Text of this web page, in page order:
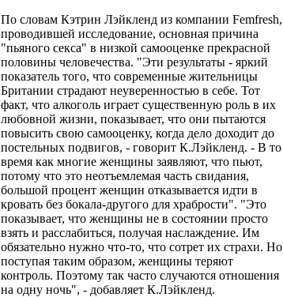
По словам Кэтрин Лэйкленд из компании Femfresh,
проводившей исследование, основная причина
"пьяного секса" в низкой самооценке прекрасной
половины человечества. "Эти результаты - яркий
показатель того, что современные жительницы
Британии страдают неуверенностью в себе. Тот
факт, что алкоголь играет существенную роль в их
любовной жизни, показывает, что они пытаются
повысить свою самооценку, когда дело доходит до
постельных подвигов, - говорит К.Лэйкленд. - В то
время как многие женщины заявляют, что пьют,
потому что это неотъемлемая часть свидания,
большой процент женщин отказывается идти в
кровать без бокала-другого для храбрости". "Это
показывает, что женщины не в состоянии просто
взять и расслабиться, получая наслаждение. Им
обязательно нужно что-то, что сотрет их страхи. Но
поступая таким образом, женщины теряют
контроль. Поэтому так часто случаются отношения
на одну ночь", - добавляет К.Лэйкленд.